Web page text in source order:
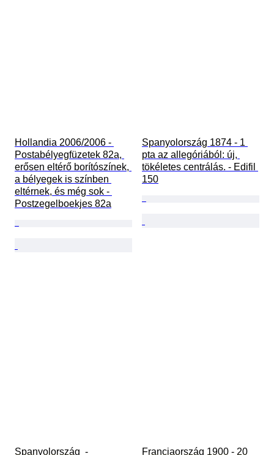
Hollandia 2006/2006 -
Postabélyegfüzetek 82a,
erősen eltérő borítószínek,
a bélyegek is színben
eltérnek, és még sok -
Postzegelboekjes 82a
Spanyolország 1874 - 1
pta az allegóriából: új,
tökéletes centrálás. - Edifil
150
Spanyolország  -
Franciaország 1900 - 20